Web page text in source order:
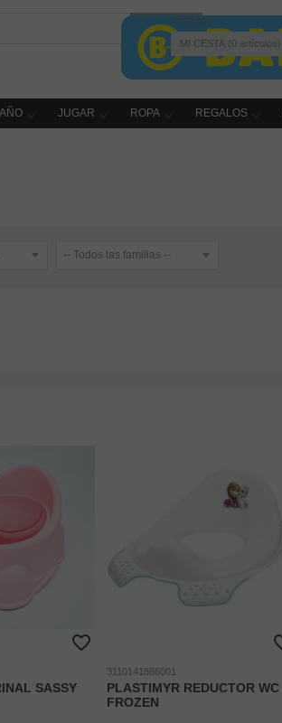
Invitado
MI CESTA 0 artículos
JUGAR ROPA REGALOS
SASSY
3110141866001
PLASTIMYR REDUCTOR WC
FROZEN